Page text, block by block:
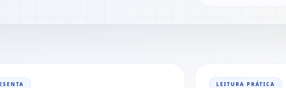
LEITURA PRÁTICA